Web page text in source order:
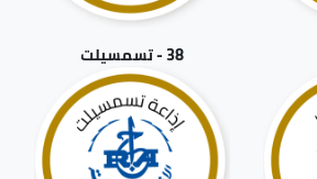
38 - تسمسيلت